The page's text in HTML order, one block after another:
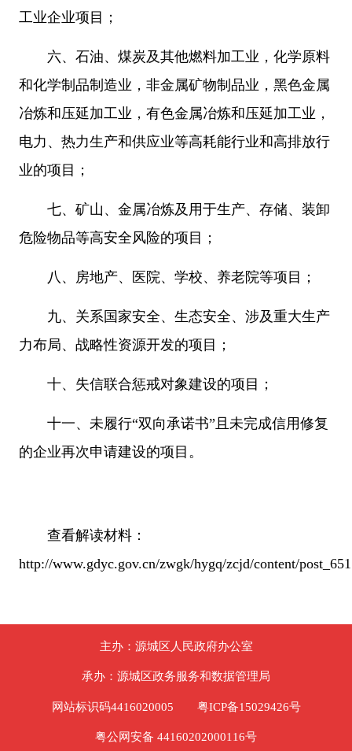
工业企业项目；
六、石油、煤炭及其他燃料加工业，化学原料
和化学制品制造业，非金属矿物制品业，黑色金属
冶炼和压延加工业，有色金属冶炼和压延加工业，
电力、热力生产和供应业等高耗能行业和高排放行
业的项目；
七、矿山、金属冶炼及用于生产、存储、装卸
危险物品等高安全风险的项目；
八、房地产、医院、学校、养老院等项目；
九、关系国家安全、生态安全、涉及重大生产
力布局、战略性资源开发的项目；
十、失信联合惩戒对象建设的项目；
十一、未履行“双向承诺书”且未完成信用修复
的企业再次申请建设的项目。
查看解读材料：
http://www.gdyc.gov.cn/zwgk/hygq/zcjd/content/
主办：源城区人民政府办公室
承办：源城区政务服务和数据管理局
网站标识码4416020005 粤ICP备15029426号
粤公网安备 44160202000116号